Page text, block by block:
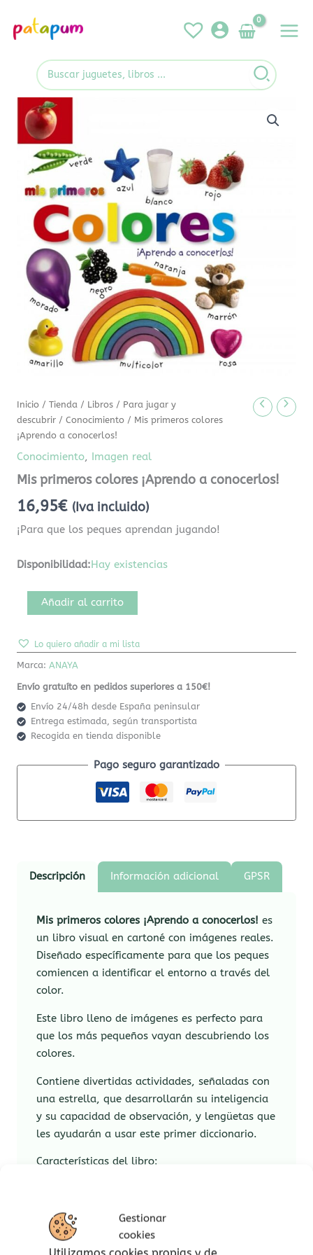
Gestionar
cookies
contenido
Search
for:
Inicio /Tienda / Libros / Para jugar y
descubrir /Conocimiento / Mis primeros colores
¡Aprendo a conocerlos!
Conocimiento, Imagen real
Mis primeros colores ¡Aprendo a conocerlos!
16,95€ (Iva incluido)
¡Para que los peques aprendan jugando!
Disponibilidad:Hay existencias
primeros
colores
¡Aprendo
conocerlos!
cantidad
Añadir al carrito
Lo quiero añadir a mi lista
Marca: ANAYA
Envío gratuíto en pedidos superiores a 150€!
Envío 24/48h desde España peninsular
Entrega estimada, según transportista
Recogida en tienda disponible
Pago seguro garantizado
Descripción Información adicional GPSR
Mis primeros colores ¡Aprendo a conocerlos! es
un libro visual en cartoné con imágenes reales.
Diseñado específicamente para que los peques
comiencen a identificar el entorno a través del
color.
Este libro lleno de imágenes es perfecto para
que los más pequeños vayan descubriendo los
colores.
Contiene divertidas actividades, señaladas con
una estrella, que desarrollarán su inteligencia
y su capacidad de observación, y lengüetas que
les ayudarán a usar este primer diccionario.
Características del libro:
reales y coloridas que facilitan la
asociación de objetos cotidianos con
sus respectivos colores.